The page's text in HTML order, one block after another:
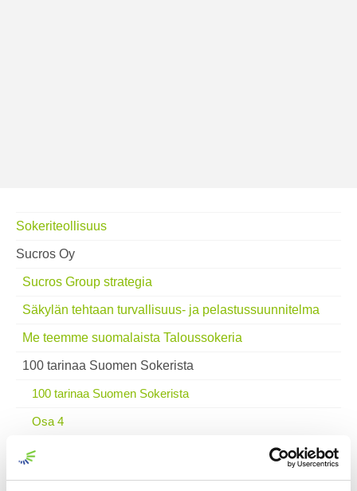
Sokeriteollisuus
Sucros Oy
Sucros Group strategia
Säkylän tehtaan turvallisuus- ja pelastussuunnitelma
Me teemme suomalaista Taloussokeria
100 tarinaa Suomen Sokerista
100 tarinaa Suomen Sokerista
Osa 4
Osa 5
Osa 6